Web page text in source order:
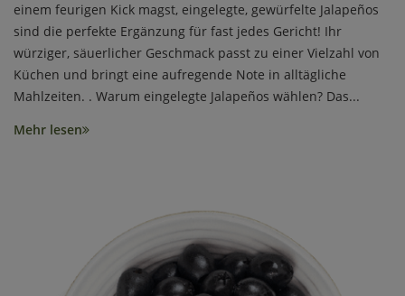
einem feurigen Kick magst, eingelegte, gewürfelte Jalapeños
sind die perfekte Ergänzung für fast jedes Gericht! Ihr
würziger, säuerlicher Geschmack passt zu einer Vielzahl von
Küchen und bringt eine aufregende Note in alltägliche
Mahlzeiten. . Warum eingelegte Jalapeños wählen? Das...
Mehr lesen